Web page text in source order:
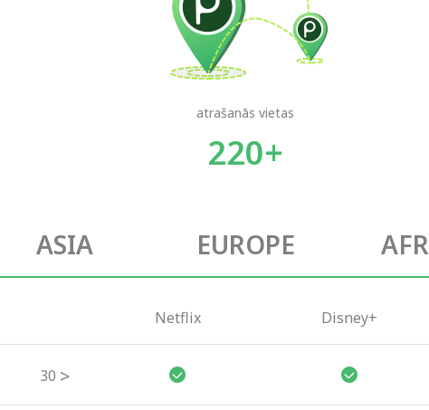
atrašanās vietas
220+
ASIA EUROPE
Netflix Disney+
30 >